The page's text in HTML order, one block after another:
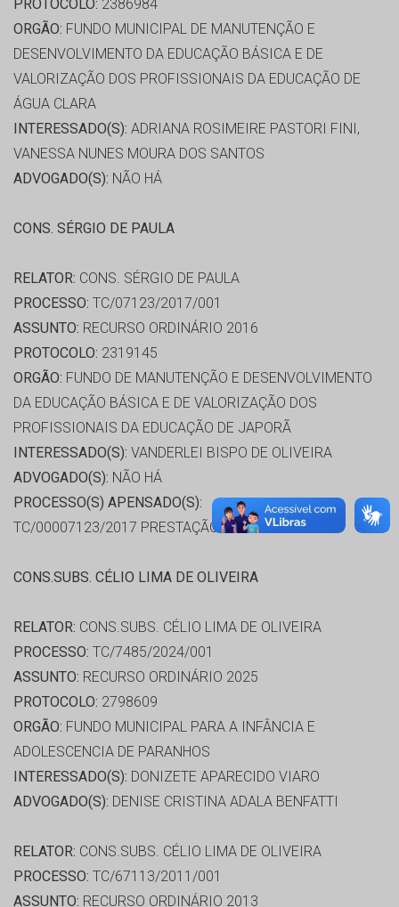
PROTOCOLO: 2386984
ORGÃO: FUNDO MUNICIPAL DE MANUTENÇÃO E
DESENVOLVIMENTO DA EDUCAÇÃO BÁSICA E DE
VALORIZAÇÃO DOS PROFISSIONAIS DA EDUCAÇÃO DE
ÁGUA CLARA
INTERESSADO(S): ADRIANA ROSIMEIRE PASTORI FINI,
VANESSA NUNES MOURA DOS SANTOS
ADVOGADO(S): NÃO HÁ
CONS. SÉRGIO DE PAULA
RELATOR: CONS. SÉRGIO DE PAULA
PROCESSO: TC/07123/2017/001
ASSUNTO: RECURSO ORDINÁRIO 2016
PROTOCOLO: 2319145
ORGÃO: FUNDO DE MANUTENÇÃO E DESENVOLVIMENTO
DA EDUCAÇÃO BÁSICA E DE VALORIZAÇÃO DOS
PROFISSIONAIS DA EDUCAÇÃO DE JAPORÃ
INTERESSADO(S): VANDERLEI BISPO DE OLIVEIRA
ADVOGADO(S): NÃO HÁ
PROCESSO(S) APENSADO(S):
TC/00007123/2017 PRESTAÇÃO DE CONTAS 2016
CONS.SUBS. CÉLIO LIMA DE OLIVEIRA
RELATOR: CONS.SUBS. CÉLIO LIMA DE OLIVEIRA
PROCESSO: TC/7485/2024/001
ASSUNTO: RECURSO ORDINÁRIO 2025
PROTOCOLO: 2798609
ORGÃO: FUNDO MUNICIPAL PARA A INFÂNCIA E
ADOLESCENCIA DE PARANHOS
INTERESSADO(S): DONIZETE APARECIDO VIARO
ADVOGADO(S): DENISE CRISTINA ADALA BENFATTI
RELATOR: CONS.SUBS. CÉLIO LIMA DE OLIVEIRA
PROCESSO: TC/67113/2011/001
ASSUNTO: RECURSO ORDINÁRIO 2013